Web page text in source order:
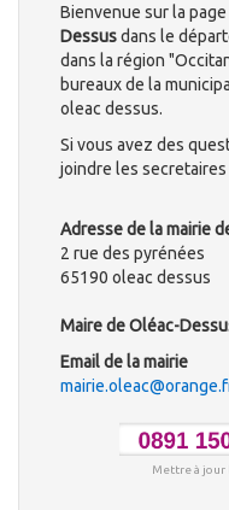
Bienvenue sur la
Dessusdans le
dans la région
bureaux de la
oleac dessus.
Si vous avez des
joindre les secretaires
Adresse de la mairie
2 rue des pyrénées
65190 oleac dessus
Maire de Oléac-
Email de la mairie
Mettre à jour